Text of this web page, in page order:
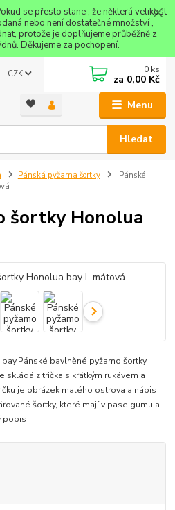
se přesto stane , že některá velikost
nebo není dostatečné množství ,
protože je doplňujeme průběžně z
Děkujeme za pochopení.
Menu
CZK
Hledat
0 ks
za 0,00 Kč
Pánská pyžama šortky
Pánské
šortky Honolua
bavlněné pyžamo šortky
skládá z trička s krátkým rukávem a
je obrázek malého ostrova a nápis
šortky, které mají v pase gumu a
popis